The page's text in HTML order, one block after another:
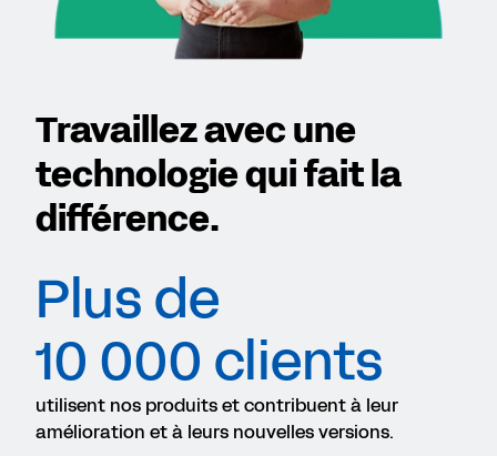
Travaillez avec une
technologie qui fait la
différence.
Plus de
10 000 clients
utilisent nos produits et contribuent à leur
amélioration et à leurs nouvelles versions.